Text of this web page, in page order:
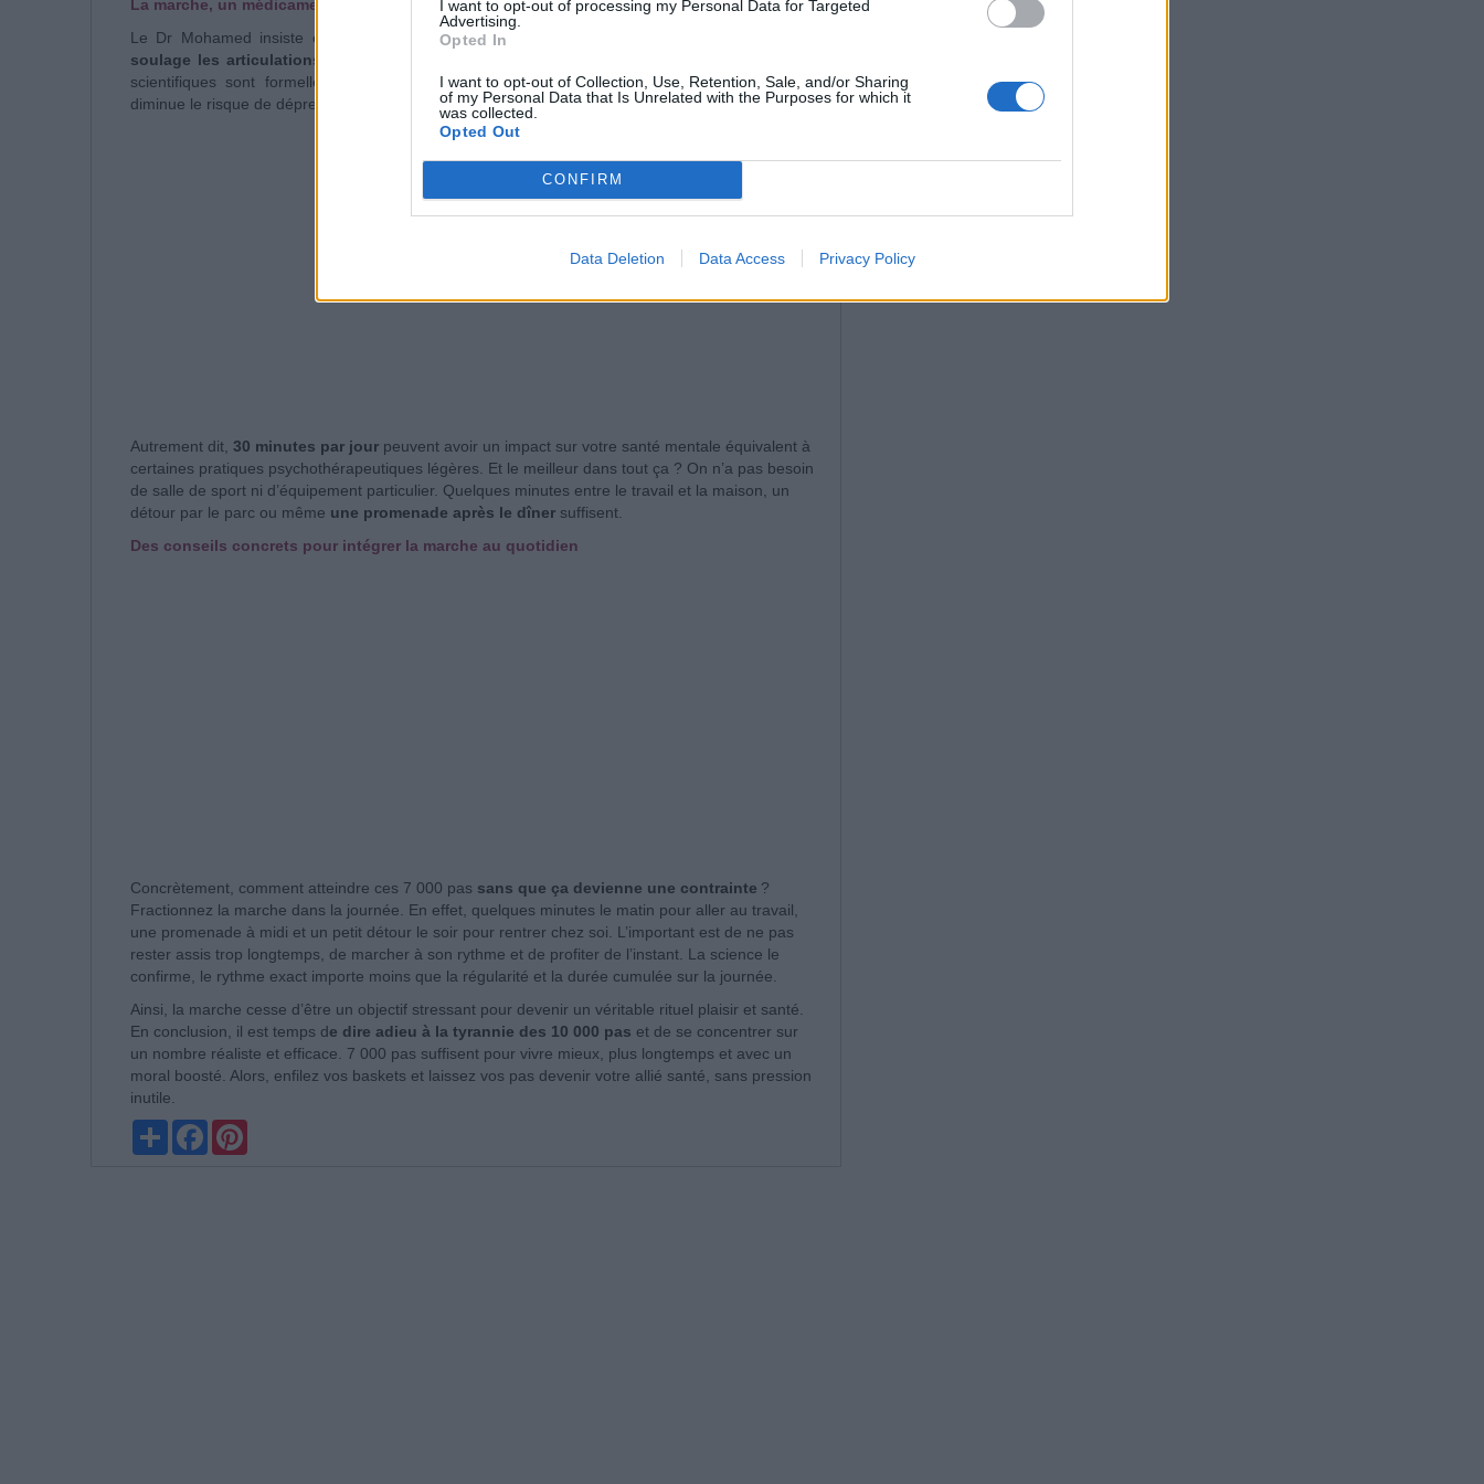
I want to opt-out of processing my Personal Data for Targeted
Advertising.
Opted In
I want to opt-out of Collection, Use, Retention, Sale, and/or Sharing
of my Personal Data that Is Unrelated with the Purposes for which it
was collected.
Opted Out
CONFIRM
Data Deletion Data Access Privacy Policy
La marche, un médicament naturel
Le Dr Mohamed insiste également sur les effets globaux de la marche. Non seulement
soulage les articulations et les muscles
scientifiques sont formelles : une marche quotidienne améliore l’humeur, réduit le stress et
diminue le risque de dépression.
Autrement dit, 30 minutes par jour peuvent avoir un impact sur votre santé mentale équivalent à
certaines pratiques psychothérapeutiques légères. Et le meilleur dans tout ça ? On n’a pas besoin
de salle de sport ni d’équipement particulier. Quelques minutes entre le travail et la maison, un
détour par le parc ou même une promenade après le dîner suffisent.
Des conseils concrets pour intégrer la marche au quotidien
Concrètement, comment atteindre ces 7 000 pas sans que ça devienne une contrainte ?
Fractionnez la marche dans la journée. En effet, quelques minutes le matin pour aller au travail,
une promenade à midi et un petit détour le soir pour rentrer chez soi. L’important est de ne pas
rester assis trop longtemps, de marcher à son rythme et de profiter de l’instant. La science le
confirme, le rythme exact importe moins que la régularité et la durée cumulée sur la journée.
Ainsi, la marche cesse d’être un objectif stressant pour devenir un véritable rituel plaisir et santé.
En conclusion, il est temps de dire adieu à la tyrannie des 10 000 pas et de se concentrer sur
un nombre réaliste et efficace. 7 000 pas suffisent pour vivre mieux, plus longtemps et avec un
moral boosté. Alors, enfilez vos baskets et laissez vos pas devenir votre allié santé, sans pression
inutile.
PartagerFacebook